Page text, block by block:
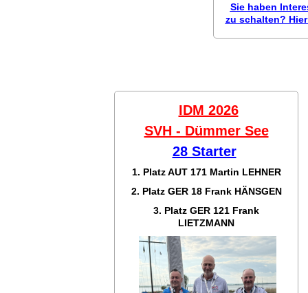
Sie haben
zu schalten?
IDM 2026
SVH - Dümmer See
28 Starter
1. Platz AUT 171 Martin LEHNER
2. Platz GER 18 Frank HÄNSGEN
3. Platz GER 121 Frank
LIETZMANN